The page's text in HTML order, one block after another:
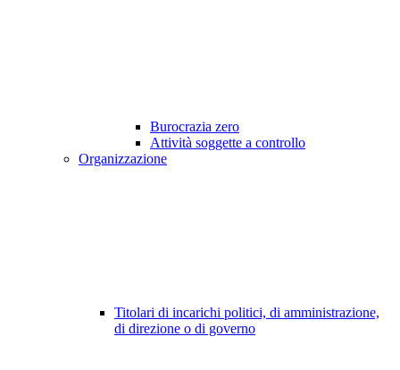
Burocrazia zero
Attività soggette a controllo
Organizzazione
Titolari di incarichi politici, di amministrazione,
di direzione o di governo